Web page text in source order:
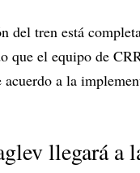
del tren está
que el equipo de
a la
llegará a